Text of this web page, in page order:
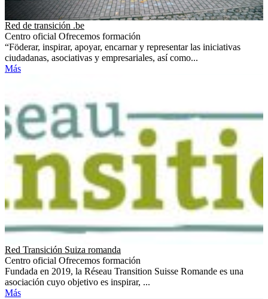
Red de transición .be
Centro oficial Ofrecemos formación
“Föderar, inspirar, apoyar, encarnar y representar las iniciativas
ciudadanas, asociativas y empresariales, así como...
Más
Red Transición Suiza romanda
Centro oficial Ofrecemos formación
Fundada en 2019, la Réseau Transition Suisse Romande es una
asociación cuyo objetivo es inspirar, ...
Más